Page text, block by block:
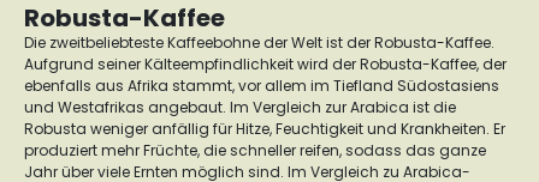
Robusta-Kaffee
Die zweitbeliebteste Kaffeebohne der Welt ist der Robusta-Kaffee.
Aufgrund seiner Kälteempfindlichkeit wird der Robusta-Kaffee, der
ebenfalls aus Afrika stammt, vor allem im Tiefland Südostasiens
und Westafrikas angebaut. Im Vergleich zur Arabica ist die
Robusta weniger anfällig für Hitze, Feuchtigkeit und Krankheiten. Er
produziert mehr Früchte, die schneller reifen, sodass das ganze
Jahr über viele Ernten möglich sind. Im Vergleich zu Arabica-